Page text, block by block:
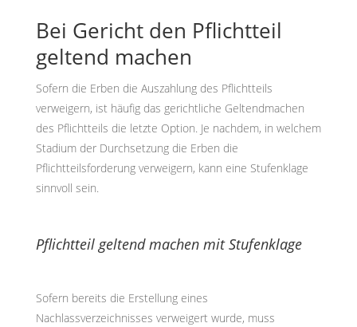
Bei Gericht den Pflichtteil
geltend machen
Sofern die Erben die Auszahlung des Pflichtteils
verweigern, ist häufig das gerichtliche Geltendmachen
des Pflichtteils die letzte Option. Je nachdem, in welchem
Stadium der Durchsetzung die Erben die
Pflichtteilsforderung verweigern, kann eine Stufenklage
sinnvoll sein.
Pflichtteil geltend machen mitStufenklage
Sofern bereits die Erstellung eines
Nachlassverzeichnisses verweigert wurde, muss